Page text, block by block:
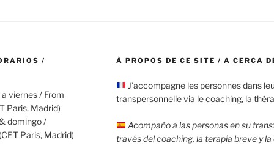
/
viernes / From
Paris, Madrid)
domingo /
Paris, Madrid)
À PROPOS DE CE SITE / A CERCA
J’accompagne les personnes dans
transpersonnelle via le coaching, la
Acompaño a las personas en su
través del coaching, la terapia breve y la